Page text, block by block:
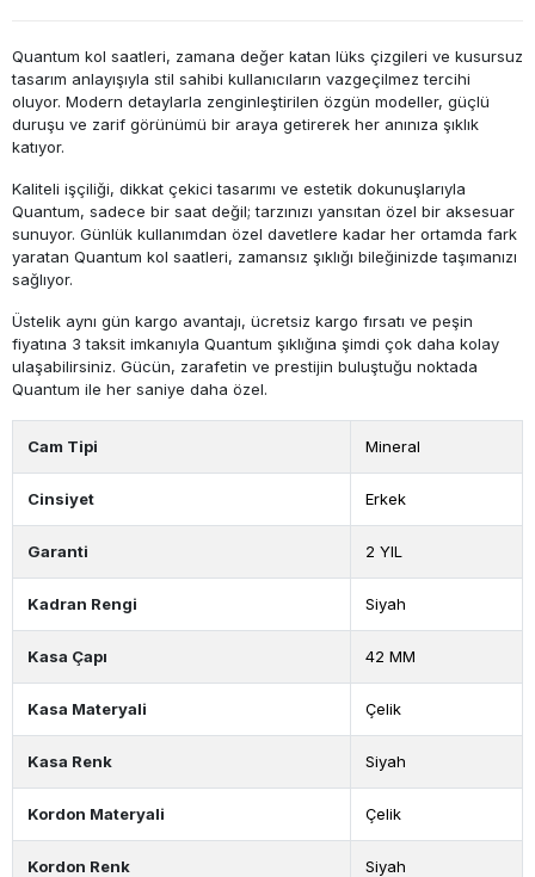
Quantum kol saatleri, zamana değer katan lüks çizgileri ve kusursuz
tasarım anlayışıyla stil sahibi kullanıcıların vazgeçilmez tercihi
oluyor. Modern detaylarla zenginleştirilen özgün modeller, güçlü
duruşu ve zarif görünümü bir araya getirerek her anınıza şıklık
katıyor.
Kaliteli işçiliği, dikkat çekici tasarımı ve estetik dokunuşlarıyla
Quantum, sadece bir saat değil; tarzınızı yansıtan özel bir aksesuar
sunuyor. Günlük kullanımdan özel davetlere kadar her ortamda fark
yaratan Quantum kol saatleri, zamansız şıklığı bileğinizde taşımanızı
sağlıyor.
Üstelik aynı gün kargo avantajı, ücretsiz kargo fırsatı ve peşin
fiyatına 3 taksit imkanıyla Quantum şıklığına şimdi çok daha kolay
ulaşabilirsiniz. Gücün, zarafetin ve prestijin buluştuğu noktada
Quantum ile her saniye daha özel.
Cam Tipi Mineral
Cinsiyet Erkek
Garanti 2 YIL
Kadran Rengi Siyah
Kasa Çapı 42 MM
Kasa Materyali Çelik
Kasa Renk Siyah
Kordon Materyali Çelik
Kordon Renk Siyah